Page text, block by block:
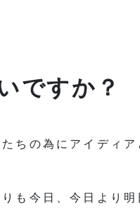
ですか？
ちの為にアイディア
も今日、今日より